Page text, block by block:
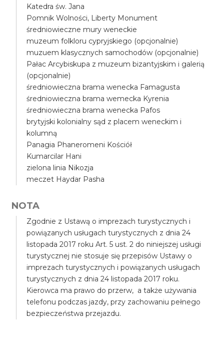
Katedra św. Jana
Pomnik Wolności, Liberty Monument
średniowieczne mury weneckie
muzeum folkloru cypryjskiego (opcjonalnie)
muzuem klasycznych samochodów (opcjonalnie)
Pałac Arcybiskupa z muzeum bizantyjskim i galerią
(opcjonalnie)
średniowieczna brama wenecka Famagusta
średniowieczna brama wemecka Kyrenia
średniowieczna brama wenecka Pafos
brytyjski kolonialny sąd z placem weneckim i
kolumną
Panagia Phaneromeni Kościół
Kumarcilar Hani
zielona linia Nikozja
meczet Haydar Pasha
NOTA
Zgodnie z Ustawą o imprezach turystycznych i
powiązanych usługach turystycznych z dnia 24
listopada 2017 roku Art. 5 ust. 2 do niniejszej usługi
turystycznej nie stosuje się przepisów Ustawy o
imprezach turystycznych i powiązanych usługach
turystycznych z dnia 24 listopada 2017 roku.
Kierowca ma prawo do przerw, a także używania
telefonu podczas jazdy, przy zachowaniu pełnego
bezpieczeństwa przejazdu.